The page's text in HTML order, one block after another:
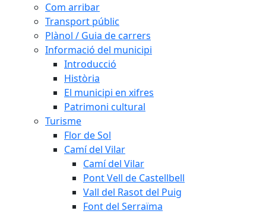
Com arribar
Transport públic
Plànol / Guia de carrers
Informació del municipi
Introducció
Història
El municipi en xifres
Patrimoni cultural
Turisme
Flor de Sol
Camí del Vilar
Camí del Vilar
Pont Vell de Castellbell
Vall del Rasot del Puig
Font del Serraïma